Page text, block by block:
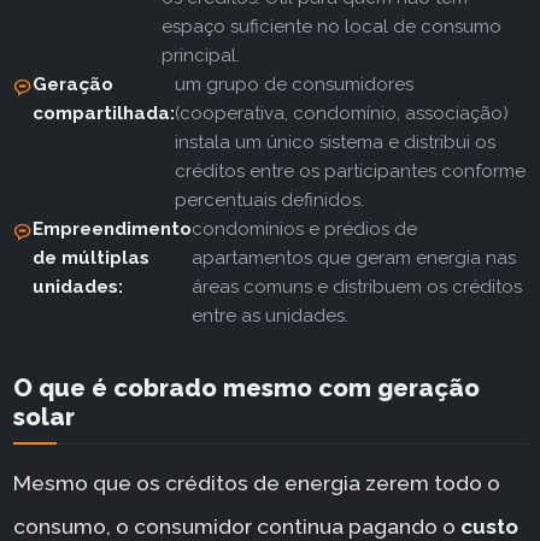
espaço suficiente no local de consumo
principal.
Geração
compartilhada:
um grupo de consumidores
(cooperativa, condomínio, associação)
instala um único sistema e distribui os
créditos entre os participantes conforme
percentuais definidos.
Empreendimento
de múltiplas
unidades:
condomínios e prédios de
apartamentos que geram energia nas
áreas comuns e distribuem os créditos
entre as unidades.
O que é cobrado mesmo com geração
solar
Mesmo que os créditos de energia zerem todo o
consumo, o consumidor continua pagando o custo